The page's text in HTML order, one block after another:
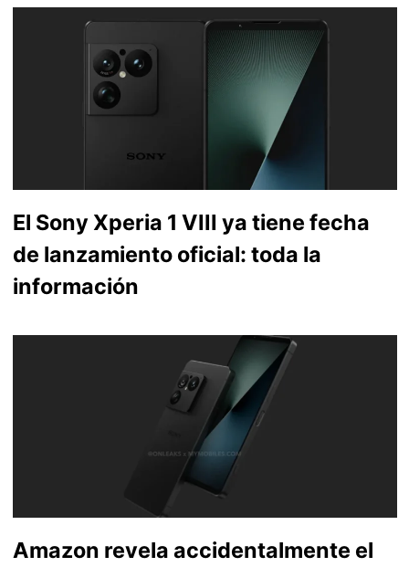
El Sony Xperia 1 VIII ya tiene fecha
de lanzamiento oficial: toda la
información
Amazon revela accidentalmente el